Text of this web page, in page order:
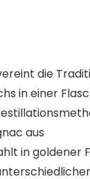
die
in einer
aus
in goldener